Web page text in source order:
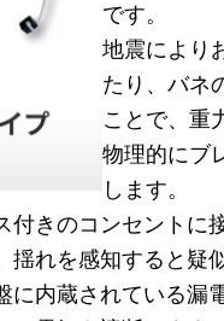
です。
地震により
たり、バネ
ことで、重
物理的にブ
します。
付きのコンセントに
揺れを感知すると疑
に内蔵されている漏